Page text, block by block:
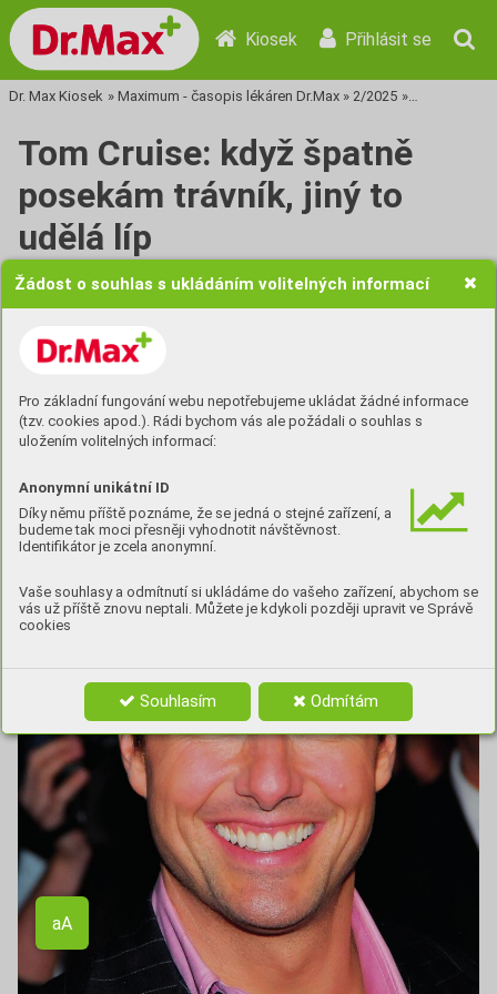
Žádost o souhlas s ukládáním volitelných informací
Pro základní fungování webu nepotřebujeme ukládat žádné informace
(tzv. cookies apod.). Rádi bychom vás ale požádali o souhlas s
uložením volitelných informací:
Anonymní unikátní ID
Díky němu příště poznáme, že se jedná o stejné zařízení, a
budeme tak moci přesněji vyhodnotit návštěvnost.
Identifikátor je zcela anonymní.
Vaše souhlasy a odmítnutí si ukládáme do vašeho zařízení, abychom se
vás už příště znovu neptali. Můžete je kdykoli později upravit ve Správě
cookies
Souhlasím Odmítám
Aa aA
Kiosek Přihlásit se
Dr. Max Kiosek » Maximum - časopis lékáren Dr.Max » 2/2025 » Tisková
Tom Cruise: když špatně
posekám trávník, jiný to
udělá líp
TOHLE NENÍ ROZHOVOR, JAKÝ BYSTE ČEKALI.
CRUISE MÍVÁ VŠECHNO POD KONTROLOU, TAK
PROSTĚ URČÍ SÁM. A ON SE CHCE BAVIT
HLAVNĚ O FILMECH. A O LIDECH KOLEM SEBE.